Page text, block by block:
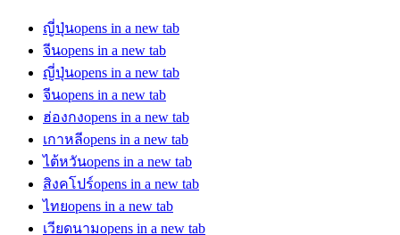
ญี่ปุ่นopens in a new tab
จีนopens in a new tab
ญี่ปุ่นopens in a new tab
จีนopens in a new tab
ฮ่องกงopens in a new tab
เกาหลีopens in a new tab
ไต้หวันopens in a new tab
สิงคโปร์opens in a new tab
ไทยopens in a new tab
เวียดนามopens in a new tab